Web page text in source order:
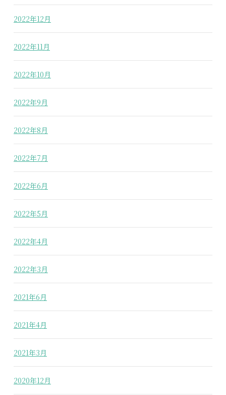
2022年12月
2022年11月
2022年10月
2022年9月
2022年8月
2022年7月
2022年6月
2022年5月
2022年4月
2022年3月
2021年6月
2021年4月
2021年3月
2020年12月